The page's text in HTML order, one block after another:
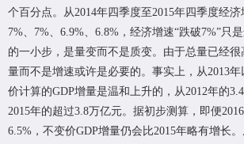
个百分点。从2014年四季度至2015年四季度经济
7%、7%、6.9%、6.8%，经济增速“跌破7%”只
的一小步，是量变而不是质变。由于总量已经
量而不是增速或许是必要的。事实上，从2013年
价计算的GDP增量是温和上升的，从2012年的
2015年的超过3.8万亿元。据初步测算，即便
6.5%，不变价GDP增量仍会比2015年略有增长